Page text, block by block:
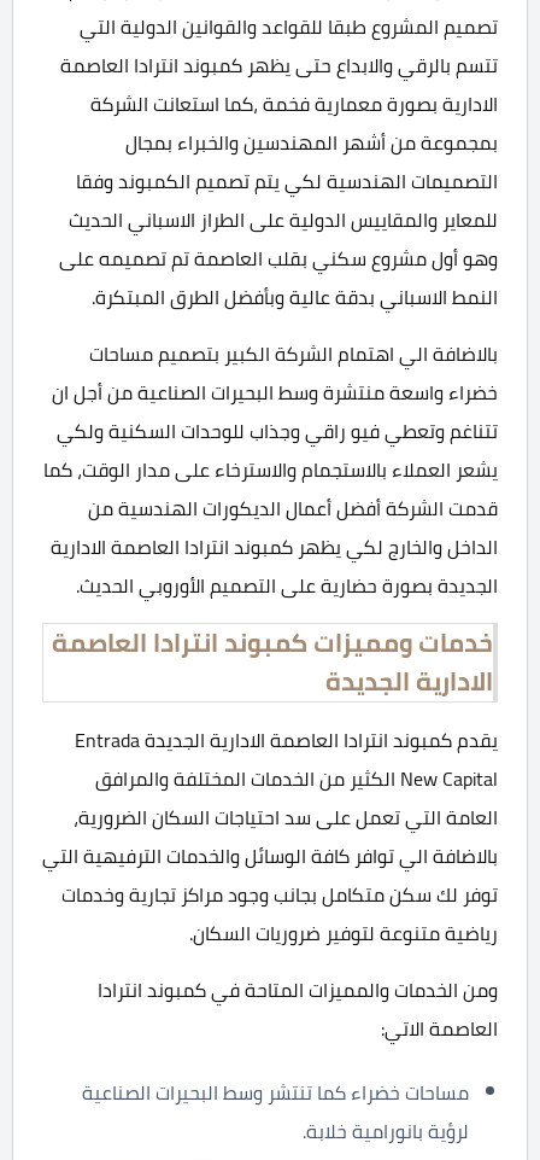
تصميم المشروع طبقا للقواعد والقوانين الدولية التي
تتسم بالرقي والابداع حتى يظهر كمبوند انترادا العاصمة
الادارية بصورة معمارية فخمة ،كما استعانت الشركة
بمجموعة من أشهر المهندسين والخبراء بمجال
التصميمات الهندسية لكي يتم تصميم الكمبوند وفقا
للمعاير والمقاييس الدولية على الطراز الاسباني الحديث
وهو أول مشروع سكني بقلب العاصمة تم تصميمه على
النمط الاسباني بدقة عالية وبأفضل الطرق المبتكرة.
بالاضافة الي اهتمام الشركة الكبير بتصميم مساحات
خضراء واسعة منتشرة وسط البحيرات الصناعية من أجل ان
تتناغم وتعطي فيو راقي وجذاب للوحدات السكنية ولكي
يشعر العملاء بالاستجمام والاسترخاء على مدار الوقت، كما
قدمت الشركة أفضل أعمال الديكورات الهندسية من
الداخل والخارج لكي يظهر كمبوند انترادا العاصمة الادارية
الجديدة بصورة حضارية على التصميم الأوروبي الحديث.
خدمات ومميزات كمبوند انترادا العاصمة
الادارية الجديدة
يقدم كمبوند انترادا العاصمة الادارية الجديدة Entrada
New Capital الكثير من الخدمات المختلفة والمرافق
العامة التي تعمل على سد احتياجات السكان الضرورية،
بالاضافة الي توافر كافة الوسائل والخدمات الترفيهية التي
توفر لك سكن متكامل بجانب وجود مراكز تجارية وخدمات
رياضية متنوعة لتوفير ضروريات السكان.
ومن الخدمات والمميزات المتاحة في كمبوند انترادا
العاصمة الاتي:
مساحات خضراء كما تنتشر وسط البحيرات الصناعية
لرؤية بانورامية خلابة.